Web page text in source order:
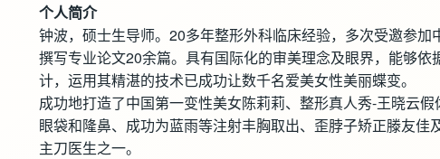
个人简介
钟波，硕士生导师。20多年整形外科临床经验，多次受邀参加
撰写专业论文20余篇。具有国际化的审美理念及眼界，能够
计，运用其精湛的技术已成功让数千名爱美女性美丽蝶变。
成功地打造了中国第一变性美女陈莉莉、整形真人秀-王晓云
眼袋和隆鼻、成功为蓝雨等注射丰胸取出、歪脖子矫正滕友佳
主刀医生之一。